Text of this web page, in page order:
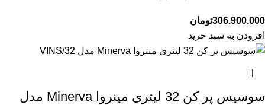
306.900.000تومان
افزودن به سبد خرید
سوسیس پر کن 32 لیتری مینروا Minerva مدل